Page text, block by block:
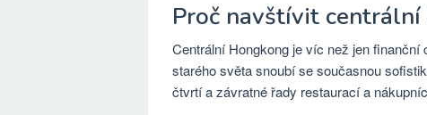
Proč navštívit centrální
Centrální Hongkong je víc než jen
starého světa snoubí se současnou
čtvrtí a závratné řady restaurací a